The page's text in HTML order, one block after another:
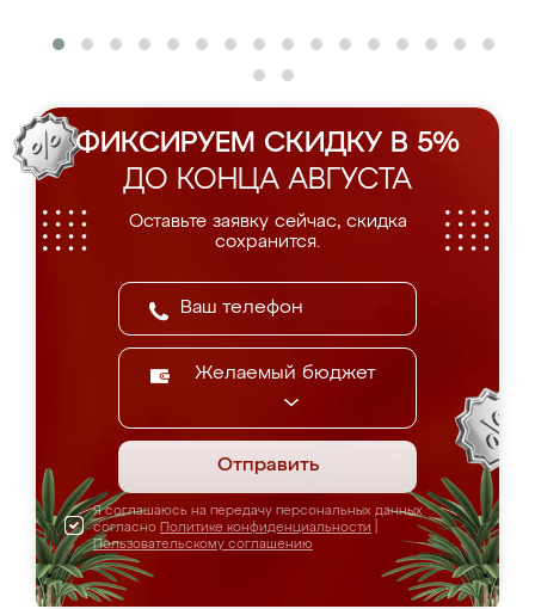
ФИКСИРУЕМ СКИДКУ В 5%
ДО КОНЦА АВГУСТА
Оставьте заявку сейчас, скидка
сохранится.
Желаемый бюджет
Отправить
Я соглашаюсь на передачу персональных данных
согласно Политике конфиденциальности
Пользовательскому соглашению